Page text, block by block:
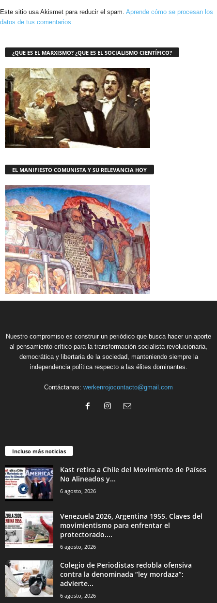
Este sitio usa Akismet para reducir el spam. Aprende cómo se procesan los
datos de tus comentarios.
¿QUE ES EL MARXISMO? ¿QUE ES EL SOCIALISMO CIENTÍFICO?
EL MANIFIESTO COMUNISTA Y SU RELEVANCIA HOY
Nuestro compromiso es construir un periódico que busca hacer un aporte
al pensamiento crítico para la transformación socialista revolucionaria,
democrática y libertaria de la sociedad, manteniendo siempre la
independencia política respecto a las élites dominantes.
Contáctanos: werkenrojocontacto@gmail.com
Incluso más noticias
Kast retira a Chile del Movimiento de Países
No Alineados y...
6 agosto, 2026
Venezuela 2026, Argentina 1955. Claves del
movimientismo para enfrentar el
protectorado....
6 agosto, 2026
Colegio de Periodistas redobla ofensiva
contra la denominada “ley mordaza”:
advierte...
6 agosto, 2026